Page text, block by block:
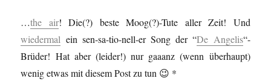
…the air! Die(?) beste Moog(?)-Tute aller Zeit! Und
wiedermal ein sen-sa-tio-nell-er Song der “De Angelis“-
Brüder! Hat aber (leider!) nur gaaanz (wenn überhaupt)
wenig etwas mit diesem Post zu tun 😉 *